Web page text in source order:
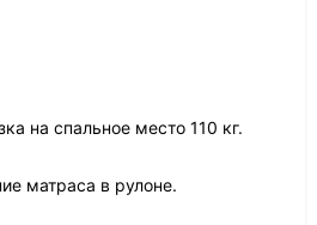
на спальное место 110 кг.
матраса в рулоне.